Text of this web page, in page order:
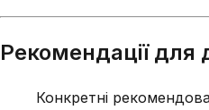
Рекомендації для
Конкретні